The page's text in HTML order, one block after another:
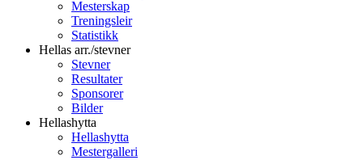
Mesterskap
Treningsleir
Statistikk
Hellas arr./stevner
Stevner
Resultater
Sponsorer
Bilder
Hellashytta
Hellashytta
Mestergalleri